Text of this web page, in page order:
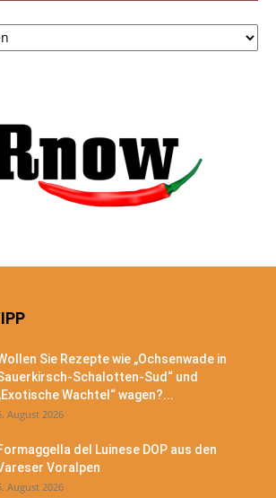
Sie Rezepte wie „Ochsenwade in
Schalotten-Sud“ und
Wachtel“ wagen?...
August 2026
del Luinese DOP aus den
Voralpen
August 2026